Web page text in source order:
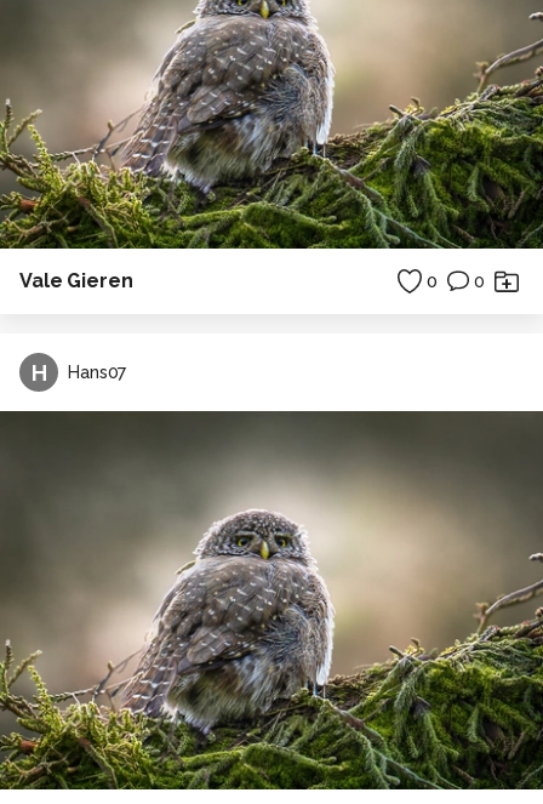
Vale Gieren 0 0
H Hans07